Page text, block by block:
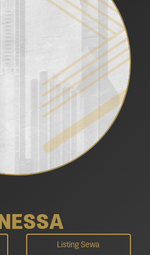
Listing Sewa